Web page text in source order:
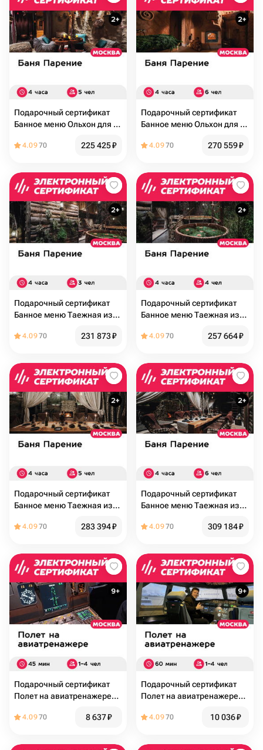
Подарочный сертификат
Банное меню Ольхон для 5
4.0970 225 425₽
Подарочный сертификат
Банное меню Ольхон для 6
4.0970 270 559₽
Подарочный сертификат
Банное меню Таежная изба
(Москва)
4.0970 231 873₽
Подарочный сертификат
Банное меню Таежная изба
(Москва)
4.0970 257 664₽
Подарочный сертификат
Банное меню Таежная изба
(Москва)
4.0970 283 394₽
Подарочный сертификат
Банное меню Таежная изба
(Москва)
4.0970 309 184₽
Подарочный сертификат
Полет на авиатренажере
минут для 1-4 чел., будни
4.0970 8 637₽
Подарочный сертификат
Полет на авиатренажере
мин. для 1-4 чел., будни
4.0970 10 036₽